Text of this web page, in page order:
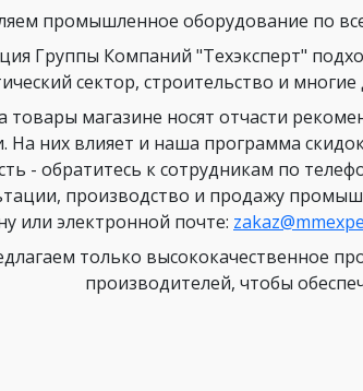
промышленное оборудование по
Группы Компаний "Техэксперт"
сектор, строительство и многие
товары магазине носят отчасти
На них влияет и наша программа
- обратитесь к сотрудникам по
производство и продажу
или электронной почте:
только высококачественное
производителей, чтобы